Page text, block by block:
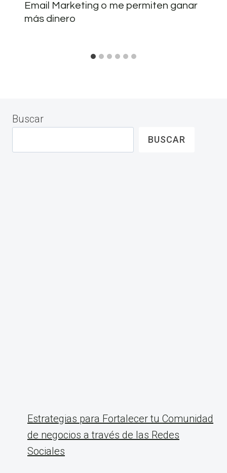
Email Marketing o me permiten ganar
más dinero
Buscar
BUSCAR
Estrategias para Fortalecer tu Comunidad
de negocios a través de las Redes
Sociales